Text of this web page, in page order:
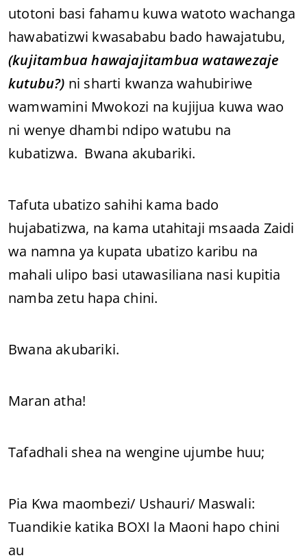
utotoni basi fahamu kuwa watoto wachanga
hawabatizwi kwasababu bado hawajatubu,
(kujitambua hawajajitambua watawezaje
kutubu?) ni sharti kwanza wahubiriwe
wamwamini Mwokozi na kujijua kuwa wao
ni wenye dhambi ndipo watubu na
kubatizwa. Bwana akubariki.
Tafuta ubatizo sahihi kama bado
hujabatizwa, na kama utahitaji msaada Zaidi
wa namna ya kupata ubatizo karibu na
mahali ulipo basi utawasiliana nasi kupitia
namba zetu hapa chini.
Bwana akubariki.
Maran atha!
Tafadhali shea na wengine ujumbe huu;
Pia Kwa maombezi/ Ushauri/ Maswali:
Tuandikie katika BOXI la Maoni hapo chini
au